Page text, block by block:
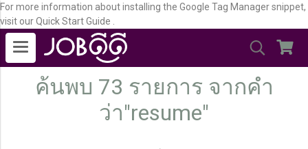
For more information about installing the Google Tag Manager snippet,
visit our Quick Start Guide .
ค้นพบ 73 รายการ จากคำ
ว่า"resume"